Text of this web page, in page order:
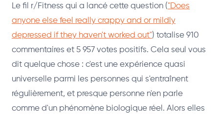
Le fil r/Fitness qui a lancé cette question ("Does
anyone else feel really crappy and or mildly
depressed if they haven't worked out") totalise 910
commentaires et 5 957 votes positifs. Cela seul vous
dit quelque chose : c'est une expérience quasi
universelle parmi les personnes qui s'entraînent
régulièrement, et presque personne n'en parle
comme d'un phénomène biologique réel. Alors elles